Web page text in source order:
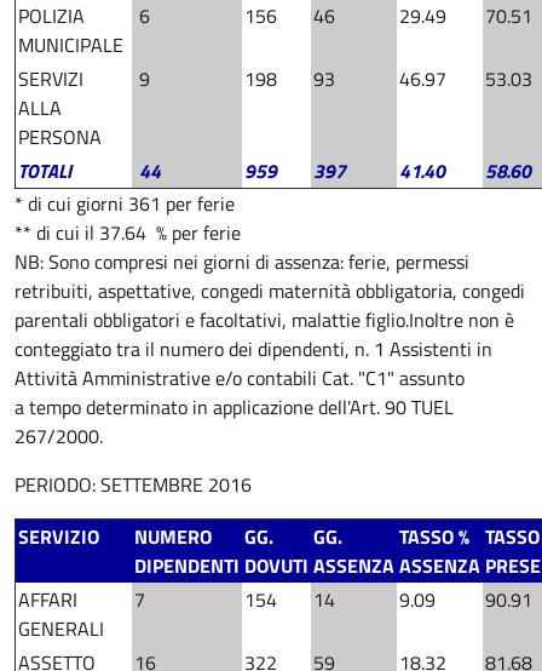
POLIZIA
MUNICIPALE
6 156 46 29.49 70.51
SERVIZI
ALLA
PERSONA
9 198 93 46.97 53.03
TOTALI 44 959 397 41.40
58.60
* di cui giorni 361 per ferie
** di cui il 37.64 % per ferie
NB: Sono compresi nei giorni di assenza: ferie, permessi
retribuiti, aspettative, congedi maternità obbligatoria, congedi
parentali obbligatori e facoltativi, malattie figlio.Inoltre non è
conteggiato tra il numero dei dipendenti, n. 1 Assistenti in
Attività Amministrative e/o contabili Cat. "C1" assunto
a tempo determinato in applicazione dell'Art. 90 TUEL
267/2000.
PERIODO: SETTEMBRE 2016
SERVIZIO
NUMERO
DIPENDENTI
GG.
DOVUTI
GG.
ASSENZA
TASSO %
ASSENZA
AFFARI
GENERALI
7 154 14 9.09 90.91
ASSETTO
16 322 59 18.32 81.68